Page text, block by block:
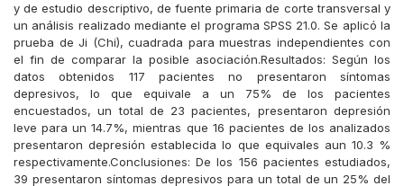
y de estudio descriptivo, de fuente primaria de corte transversal y
un análisis realizado mediante el programa SPSS 21.0. Se aplicó la
prueba de Ji (Chi), cuadrada para muestras independientes con
el fin de comparar la posible asociación.Resultados: Según los
datos obtenidos 117 pacientes no presentaron síntomas
depresivos, lo que equivale a un 75% de los pacientes
encuestados, un total de 23 pacientes, presentaron depresión
leve para un 14.7%, mientras que 16 pacientes de los analizados
presentaron depresión establecida lo que equivales aun 10.3 %
respectivamente.Conclusiones: De los 156 pacientes estudiados,
39 presentaron síntomas depresivos para un total de un 25% del